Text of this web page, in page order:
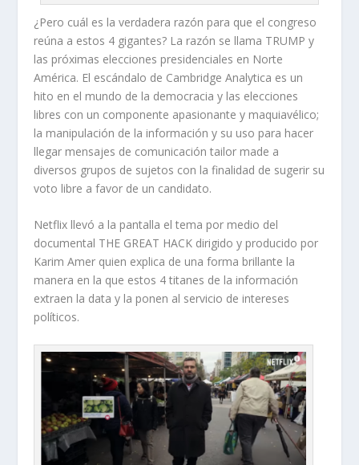
¿Pero cuál es la verdadera razón para que el congreso
reúna a estos 4 gigantes? La razón se llama TRUMP y
las próximas elecciones presidenciales en Norte
América. El escándalo de Cambridge Analytica es un
hito en el mundo de la democracia y las elecciones
libres con un componente apasionante y maquiavélico;
la manipulación de la información y su uso para hacer
llegar mensajes de comunicación tailor made a
diversos grupos de sujetos con la finalidad de sugerir su
voto libre a favor de un candidato.
Netflix llevó a la pantalla el tema por medio del
documental THE GREAT HACK dirigido y producido por
Karim Amer quien explica de una forma brillante la
manera en la que estos 4 titanes de la información
extraen la data y la ponen al servicio de intereses
políticos.